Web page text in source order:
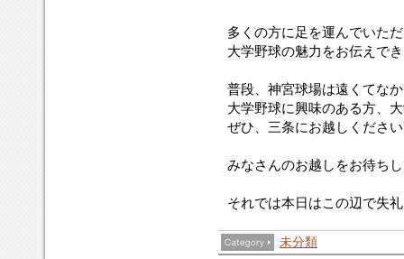
多くの方に足を運んでいた
大学野球の魅力をお伝えで
普段、神宮球場は遠くてな
大学野球に興味のある方、
ぜひ、三条にお越しくださ
みなさんのお越しをお待ち
それでは本日はこの辺で失
未分類